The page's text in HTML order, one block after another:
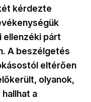
kérdezte
ellenzéki párt
A beszélgetés
eltérően
olyanok,
a